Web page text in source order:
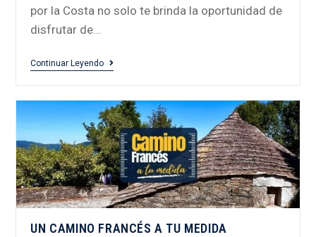
por la Costa no solo te brinda la oportunidad de
disfrutar de…
Continuar Leyendo
UN CAMINO FRANCÉS A TU MEDIDA